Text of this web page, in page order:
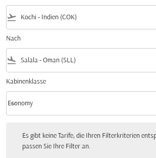
flight_takeoff
Nach
flight_land
Kabinenklasse
Kabinenklasse option Economy Selected
Economy
keyboard_arrow_down
Es gibt keine Tarife, die Ihren Filterkriterien
passen Sie Ihre Filter an.